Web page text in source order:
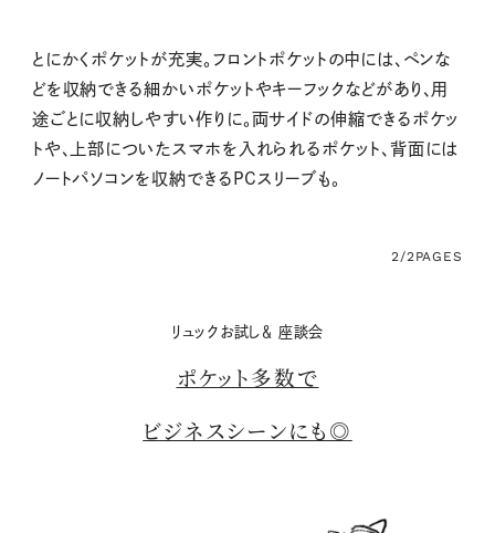
とにかくポケットが充実。フロントポケットの中には、ペンな
どを収納できる細かいポケットやキーフックなどがあり、用
途ごとに収納しやすい作りに。両サイドの伸縮できるポケッ
トや、上部についたスマホを入れられるポケット、背面には
ノートパソコンを収納できるPCスリーブも。
2/2PAGES
リュックお試し＆ 座談会
ポケット多数で
ビジネスシーンにも◎